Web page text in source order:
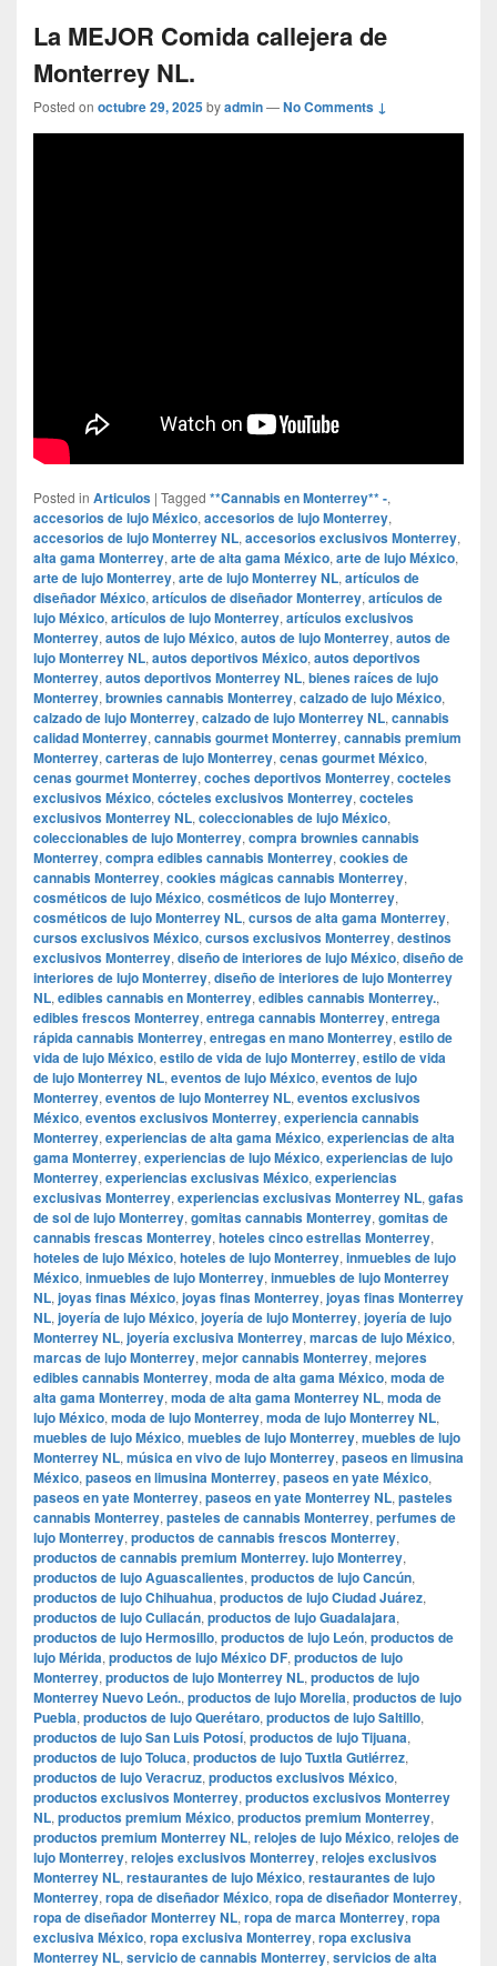
La MEJOR Comida callejera de
Monterrey NL.
Posted on octubre 29, 2025byadmin—No Comments ↓
Posted in Articulos | Tagged **Cannabis en Monterrey** -,
accesorios de lujo México, accesorios de lujo Monterrey,
accesorios de lujo Monterrey NL, accesorios exclusivos Monterrey,
alta gama Monterrey, arte de alta gama México, arte de lujo México,
arte de lujo Monterrey, arte de lujo Monterrey NL, artículos de
diseñador México, artículos de diseñador Monterrey, artículos de
lujo México, artículos de lujo Monterrey, artículos exclusivos
Monterrey, autos de lujo México, autos de lujo Monterrey, autos de
lujo Monterrey NL, autos deportivos México, autos deportivos
Monterrey, autos deportivos Monterrey NL, bienes raíces de lujo
Monterrey, brownies cannabis Monterrey, calzado de lujo México,
calzado de lujo Monterrey, calzado de lujo Monterrey NL, cannabis
calidad Monterrey, cannabis gourmet Monterrey, cannabis premium
Monterrey, carteras de lujo Monterrey, cenas gourmet México,
cenas gourmet Monterrey, coches deportivos Monterrey, cocteles
exclusivos México, cócteles exclusivos Monterrey, cocteles
exclusivos Monterrey NL, coleccionables de lujo México,
coleccionables de lujo Monterrey, compra brownies cannabis
Monterrey, compra edibles cannabis Monterrey, cookies de
cannabis Monterrey, cookies mágicas cannabis Monterrey,
cosméticos de lujo México, cosméticos de lujo Monterrey,
cosméticos de lujo Monterrey NL, cursos de alta gama Monterrey,
cursos exclusivos México, cursos exclusivos Monterrey, destinos
exclusivos Monterrey, diseño de interiores de lujo México, diseño de
interiores de lujo Monterrey, diseño de interiores de lujo Monterrey
NL, edibles cannabis en Monterrey, edibles cannabis Monterrey.,
edibles frescos Monterrey, entrega cannabis Monterrey, entrega
rápida cannabis Monterrey, entregas en mano Monterrey, estilo de
vida de lujo México, estilo de vida de lujo Monterrey, estilo de vida
de lujo Monterrey NL, eventos de lujo México, eventos de lujo
Monterrey, eventos de lujo Monterrey NL, eventos exclusivos
México, eventos exclusivos Monterrey, experiencia cannabis
Monterrey, experiencias de alta gama México, experiencias de alta
gama Monterrey, experiencias de lujo México, experiencias de lujo
Monterrey, experiencias exclusivas México, experiencias
exclusivas Monterrey, experiencias exclusivas Monterrey NL, gafas
de sol de lujo Monterrey, gomitas cannabis Monterrey, gomitas de
cannabis frescas Monterrey, hoteles cinco estrellas Monterrey,
hoteles de lujo México, hoteles de lujo Monterrey, inmuebles de lujo
México, inmuebles de lujo Monterrey, inmuebles de lujo Monterrey
NL, joyas finas México, joyas finas Monterrey, joyas finas Monterrey
NL, joyería de lujo México, joyería de lujo Monterrey, joyería de lujo
Monterrey NL, joyería exclusiva Monterrey, marcas de lujo México,
marcas de lujo Monterrey, mejor cannabis Monterrey, mejores
edibles cannabis Monterrey, moda de alta gama México, moda de
alta gama Monterrey, moda de alta gama Monterrey NL, moda de
lujo México, moda de lujo Monterrey, moda de lujo Monterrey NL,
muebles de lujo México, muebles de lujo Monterrey, muebles de lujo
Monterrey NL, música en vivo de lujo Monterrey, paseos en limusina
México, paseos en limusina Monterrey, paseos en yate México,
paseos en yate Monterrey, paseos en yate Monterrey NL, pasteles
cannabis Monterrey, pasteles de cannabis Monterrey, perfumes de
lujo Monterrey, productos de cannabis frescos Monterrey,
productos de cannabis premium Monterrey. lujo Monterrey,
productos de lujo Aguascalientes, productos de lujo Cancún,
productos de lujo Chihuahua, productos de lujo Ciudad Juárez,
productos de lujo Culiacán, productos de lujo Guadalajara,
productos de lujo Hermosillo, productos de lujo León, productos de
lujo Mérida, productos de lujo México DF, productos de lujo
Monterrey, productos de lujo Monterrey NL, productos de lujo
Monterrey Nuevo León., productos de lujo Morelia, productos de lujo
Puebla, productos de lujo Querétaro, productos de lujo Saltillo,
productos de lujo San Luis Potosí, productos de lujo Tijuana,
productos de lujo Toluca, productos de lujo Tuxtla Gutiérrez,
productos de lujo Veracruz, productos exclusivos México,
productos exclusivos Monterrey, productos exclusivos Monterrey
NL, productos premium México, productos premium Monterrey,
productos premium Monterrey NL, relojes de lujo México, relojes de
lujo Monterrey, relojes exclusivos Monterrey, relojes exclusivos
Monterrey NL, restaurantes de lujo México, restaurantes de lujo
Monterrey, ropa de diseñador México, ropa de diseñador Monterrey,
ropa de diseñador Monterrey NL, ropa de marca Monterrey, ropa
exclusiva México, ropa exclusiva Monterrey, ropa exclusiva
Monterrey NL, servicio de cannabis Monterrey, servicios de alta